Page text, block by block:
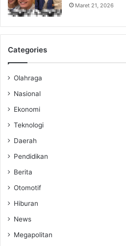
Maret 21, 2026
Categories
Olahraga
Nasional
Ekonomi
Teknologi
Daerah
Pendidikan
Berita
Otomotif
Hiburan
News
Megapolitan